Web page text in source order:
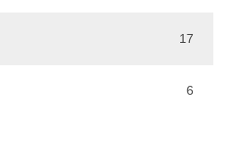
17
6